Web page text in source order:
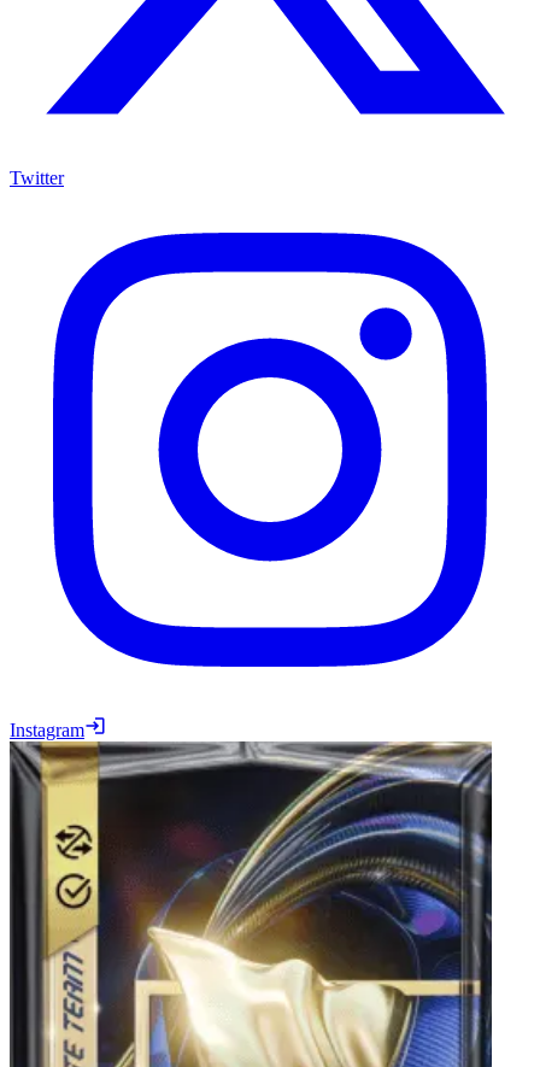
Twitter
Instagram